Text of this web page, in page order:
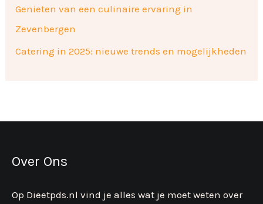
Genieten van een culinaire ervaring in
Zevenbergen
Catering in 2025: nieuwe trends en mogelijkheden
Over Ons
Op Dieetpds.nl vind je alles wat je moet weten over